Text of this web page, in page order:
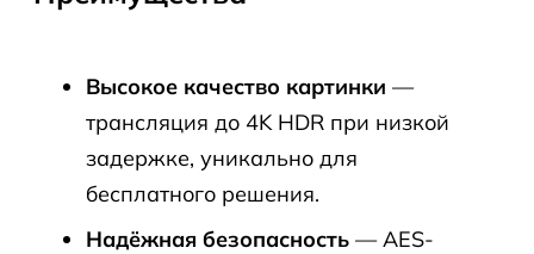
Высокое качество картинки —
трансляция до 4K HDR при низкой
задержке, уникально для
бесплатного решения.
Надёжная безопасность — AES-